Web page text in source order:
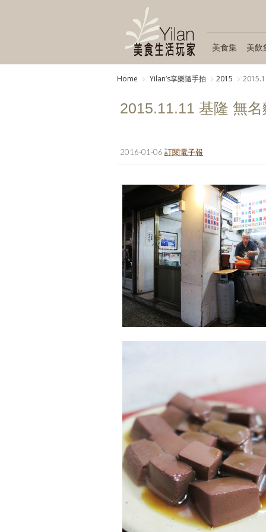
美食集 美飲
Home Yilanʼs享樂隨手拍 2015
2015.11.11 基隆 無名
2016-01-06 訂閱電子報